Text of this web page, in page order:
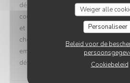
Weiger alle
Personaliseer
Beleid voor de
Cookiebeleid
dérangé en plein appel
couper notre conversation. Table
et des verres pleins, on a du se
chercher. Dommage parce que la
empressement des serveurs a
détente.